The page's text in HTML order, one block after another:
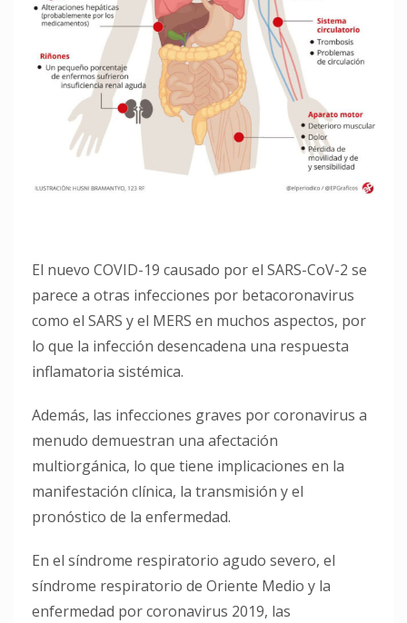
El nuevo COVID-19 causado por el SARS-CoV-2 se
parece a otras infecciones por betacoronavirus
como el SARS y el MERS en muchos aspectos, por
lo que la infección desencadena una respuesta
inflamatoria sistémica.
Además, las infecciones graves por coronavirus a
menudo demuestran una afectación
multiorgánica, lo que tiene implicaciones en la
manifestación clínica, la transmisión y el
pronóstico de la enfermedad.
En el síndrome respiratorio agudo severo, el
síndrome respiratorio de Oriente Medio y la
enfermedad por coronavirus 2019, las